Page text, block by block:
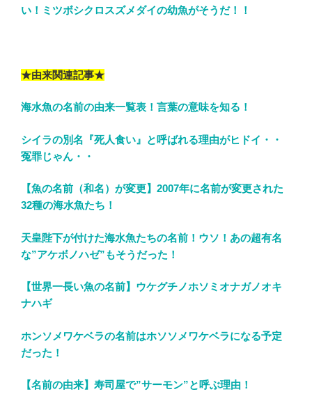
い！ミツボシクロスズメダイの幼魚がそうだ！！
★由来関連記事★
海水魚の名前の由来一覧表！言葉の意味を知る！
シイラの別名『死人食い』と呼ばれる理由がヒドイ・・
冤罪じゃん・・
【魚の名前（和名）が変更】2007年に名前が変更された
32種の海水魚たち！
天皇陛下が付けた海水魚たちの名前！ウソ！あの超有名
な”アケボノハゼ”もそうだった！
【世界一長い魚の名前】ウケグチノホソミオナガノオキ
ナハギ
ホンソメワケベラの名前はホソソメワケベラになる予定
だった！
【名前の由来】寿司屋で”サーモン”と呼ぶ理由！